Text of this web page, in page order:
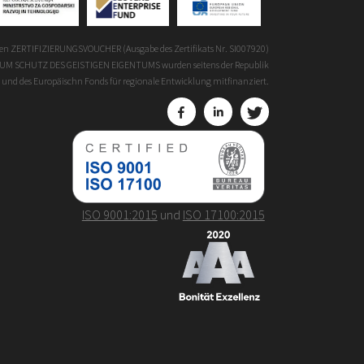
ZERTIFIZIERUNGSVOUCHER (Ausgabe des Zertifikats Nr. SI007920)
SCHUTZ DES GEISTIGEN EIGENTUMS wurden seitens der Republik
und des Europäischn Fonds für regionale Entwicklung mitfinanziert.
ISO 9001:2015 und ISO 17100:2015